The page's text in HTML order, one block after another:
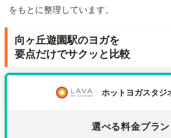
をもとに整理しています。
向ヶ丘遊園駅のヨガを
要点だけでサクッと比較
ホットヨガスタジ
選べる料金プラン